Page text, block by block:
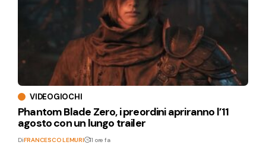
VIDEOGIOCHI
Phantom Blade Zero, i preordini apriranno l’11
agosto con un lungo trailer
DiFRANCESCO LEMURI 11 ore fa